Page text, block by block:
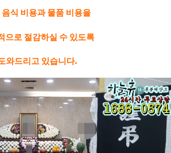
음식 비용과 물품 비용을
으로 절감하실 수 있도록
와드리고 있습니다.